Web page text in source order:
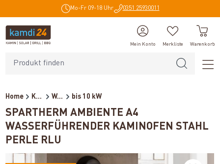
Mo-Fr 09-18 Uhr 0351 25930011
Mein Konto Merkliste Warenkorb
Home Kaminöfen Wasserführende Kaminöfen bis 10 kW
SPARTHERM AMBIENTE A4
WASSERFÜHRENDER KAMINOFEN STAHL
PERLE RLU